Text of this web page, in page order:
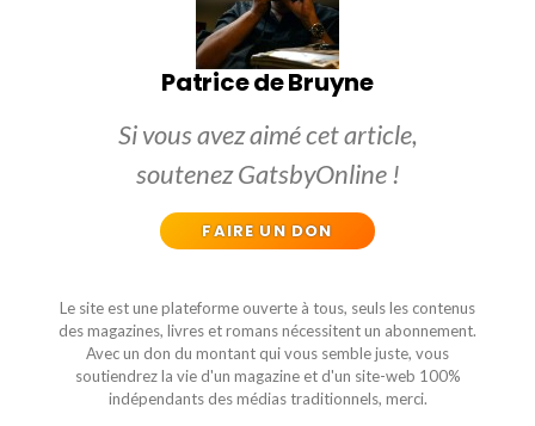
Patrice de Bruyne
Si vous avez aimé cet article,
soutenez GatsbyOnline !
FAIRE UN DON
Le site est une plateforme ouverte à tous, seuls les contenus
des magazines, livres et romans nécessitent un abonnement.
Avec un don du montant qui vous semble juste, vous
soutiendrez la vie d'un magazine et d'un site-web 100%
indépendants des médias traditionnels, merci.